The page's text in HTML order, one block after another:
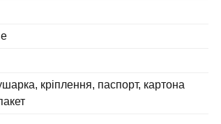
кріплення, паспорт, картона